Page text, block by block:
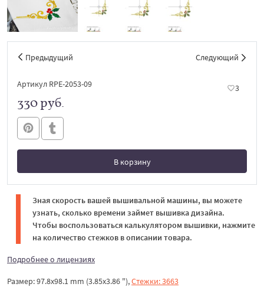
Предыдущий Следующий
Артикул RPE-2053-09 3
330 руб.
В корзину
В корзине
Зная скорость вашей вышивальной машины, вы можете
узнать, сколько времени займет вышивка дизайна.
Чтобы воспользоваться калькулятором вышивки, нажмите
на количество стежков в описании товара.
Подробнее о лицензиях
Размер: 97.8x98.1 mm (3.85x3.86 "),Стежки: 3663